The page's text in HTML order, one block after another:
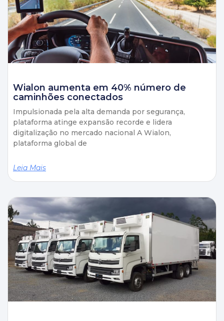
Wialon aumenta em 40% número de
caminhões conectados
Impulsionada pela alta demanda por segurança,
plataforma atinge expansão recorde e lidera
digitalização no mercado nacional A Wialon,
plataforma global de
Leia Mais